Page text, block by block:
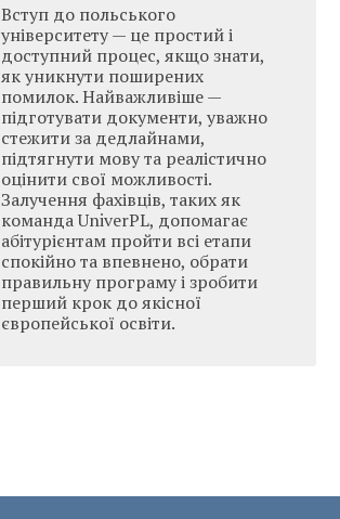
Вступ до польського
університету — це простий і
доступний процес, якщо знати,
як уникнути поширених
помилок. Найважливіше —
підготувати документи, уважно
стежити за дедлайнами,
підтягнути мову та реалістично
оцінити свої можливості.
Залучення фахівців, таких як
команда UniverPL, допомагає
абітурієнтам пройти всі етапи
спокійно та впевнено, обрати
правильну програму і зробити
перший крок до якісної
європейської освіти.